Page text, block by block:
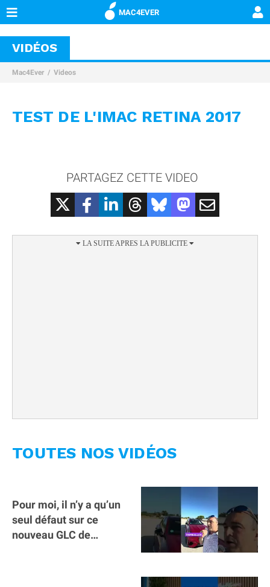
MAC4EVER
VIDÉOS
Mac4Ever Videos
TEST DE L'IMAC RETINA 2017
PARTAGEZ CETTE VIDEO
TOUTES NOS VIDÉOS
Pour moi, il n’y a qu’un
seul défaut sur ce
nouveau GLC de